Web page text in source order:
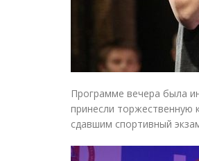
Программе вечера была
принесли торжественную
сдавшим спортивный